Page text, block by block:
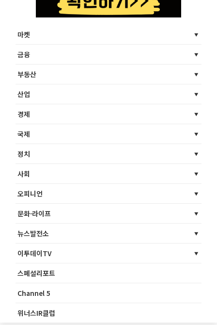
마켓
금융
부동산
산업
경제
국제
정치
사회
오피니언
문화·라이프
뉴스발전소
이투데이TV
스페셜리포트
Channel 5
위너스IR클럽